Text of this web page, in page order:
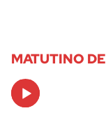
MATUTINO
Audio
Player